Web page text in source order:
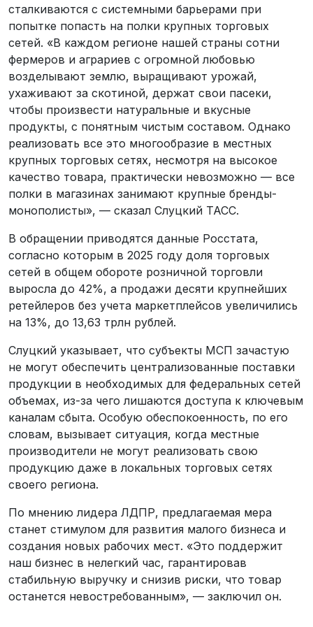
сталкиваются с системными барьерами при
попытке попасть на полки крупных торговых
сетей. «В каждом регионе нашей страны сотни
фермеров и аграриев с огромной любовью
возделывают землю, выращивают урожай,
ухаживают за скотиной, держат свои пасеки,
чтобы произвести натуральные и вкусные
продукты, с понятным чистым составом. Однако
реализовать все это многообразие в местных
крупных торговых сетях, несмотря на высокое
качество товара, практически невозможно — все
полки в магазинах занимают крупные бренды-
монополисты», — сказал Слуцкий ТАСС.
В обращении приводятся данные Росстата,
согласно которым в 2025 году доля торговых
сетей в общем обороте розничной торговли
выросла до 42%, а продажи десяти крупнейших
ретейлеров без учета маркетплейсов увеличились
на 13%, до 13,63 трлн рублей.
Слуцкий указывает, что субъекты МСП зачастую
не могут обеспечить централизованные поставки
продукции в необходимых для федеральных сетей
объемах, из-за чего лишаются доступа к ключевым
каналам сбыта. Особую обеспокоенность, по его
словам, вызывает ситуация, когда местные
производители не могут реализовать свою
продукцию даже в локальных торговых сетях
своего региона.
По мнению лидера ЛДПР, предлагаемая мера
станет стимулом для развития малого бизнеса и
создания новых рабочих мест. «Это поддержит
наш бизнес в нелегкий час, гарантировав
стабильную выручку и снизив риски, что товар
останется невостребованным», — заключил он.